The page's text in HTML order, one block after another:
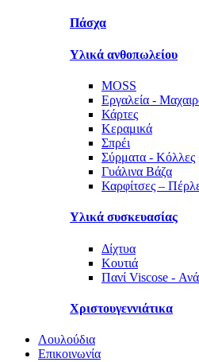
Πάσχα
Υλικά ανθοπωλείου
MOSS
Εργαλεία -
Κάρτες
Κεραμικά
Σπρέι
Σύρματα - Κόλλες
Γυάλινα Βάζα
Καρφίτσες –
Υλικά συσκευασίας
Δίχτυα
Κουτιά
Πανί Viscose -
Χριστουγεννιάτικα
Λουλούδια
Επικοινωνία